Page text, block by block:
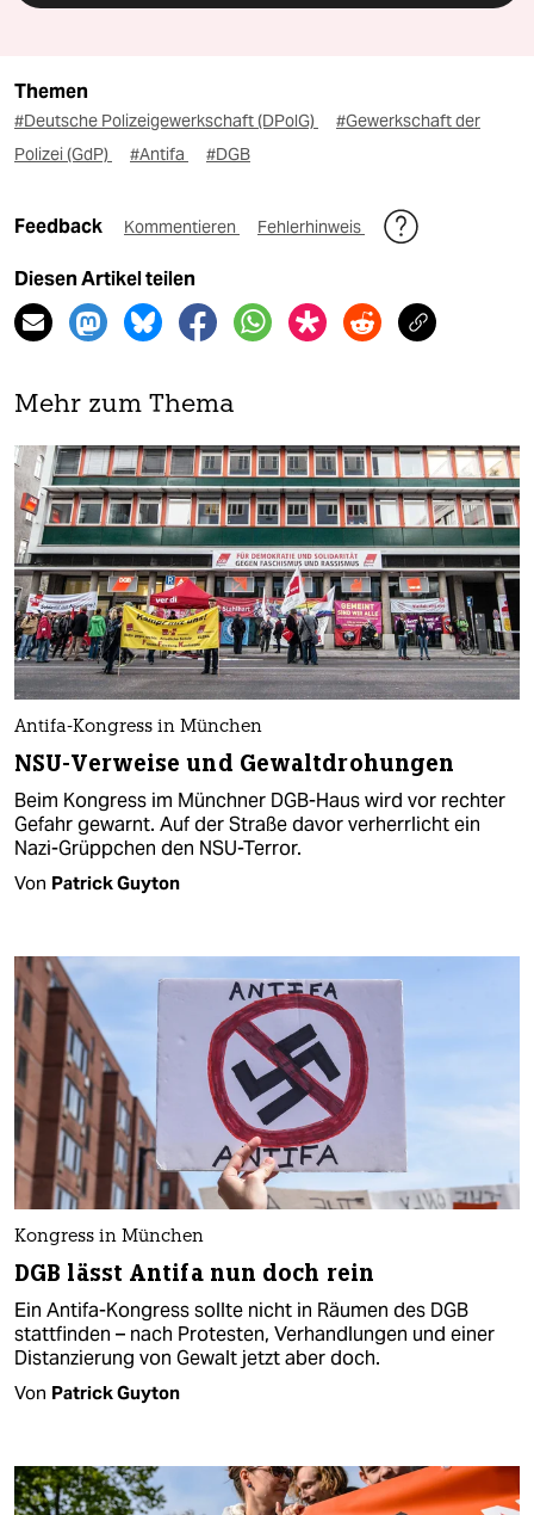
Themen
#Deutsche Polizeigewerkschaft (DPolG)
#Gewerkschaft der
Polizei (GdP)
#Antifa #DGB
Feedback Kommentieren Fehlerhinweis
Diesen Artikel teilen
Mehr zum Thema
Antifa-Kongress in München
NSU-Verweise und Gewaltdrohungen
Beim Kongress im Münchner DGB-Haus wird vor rechter
Gefahr gewarnt. Auf der Straße davor verherrlicht ein
Nazi-Grüppchen den NSU-Terror.
Von Patrick Guyton
Kongress in München
DGB lässt Antifa nun doch rein
Ein Antifa-Kongress sollte nicht in Räumen des DGB
stattfinden – nach Protesten, Verhandlungen und einer
Distanzierung von Gewalt jetzt aber doch.
Von Patrick Guyton